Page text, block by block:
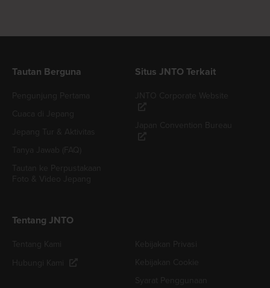
Tautan Berguna Situs JNTO Terkait
Tentang JNTO